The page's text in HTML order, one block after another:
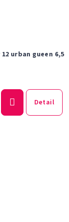
urban gueen 6,5
Detail